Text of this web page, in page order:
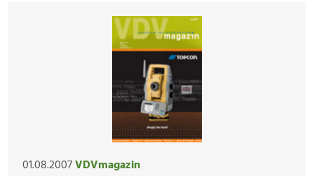
01.08.2007VDVmagazin